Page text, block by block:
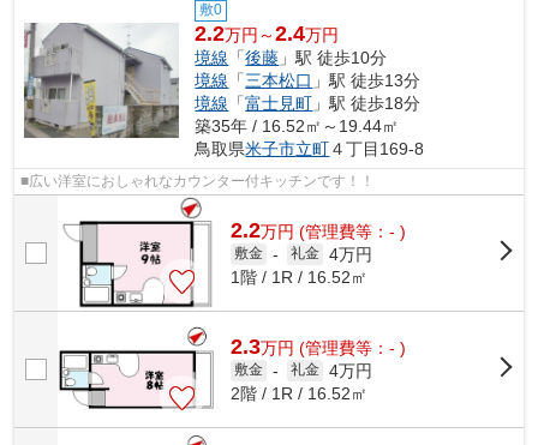
敷0
2.2万円～2.4万円
境線 「後藤 」駅 徒歩10分
境線 「三本松口 」駅 徒歩13分
境線 「富士見町 」駅 徒歩18分
築35年 / 16.52㎡～19.44㎡
鳥取県米子市立町４丁目169-8
■広い洋室におしゃれなカウンター付キッチンです！！
2.2万円 (管理費等：- )
敷金 - 礼金 4万円
1階 / 1R / 16.52㎡
2.3万円 (管理費等：- )
敷金 - 礼金 4万円
2階 / 1R / 16.52㎡